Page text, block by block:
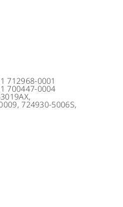
712968-0001
700447-0004
724930-5006S,